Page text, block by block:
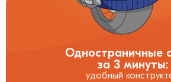
Одностраничные
за 3 минуты:
удобный